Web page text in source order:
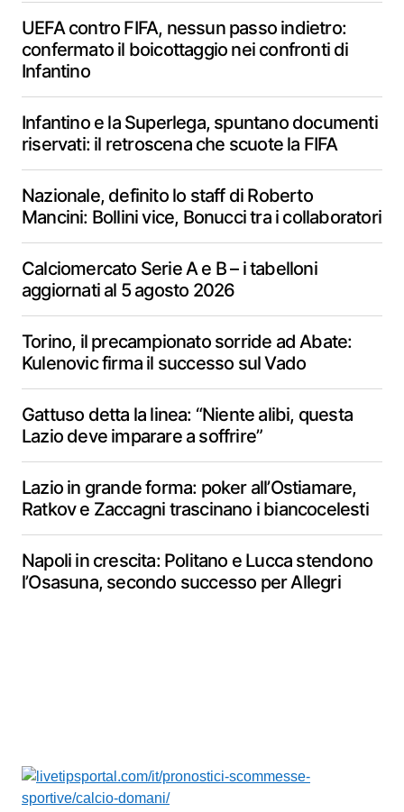
UEFA contro FIFA, nessun passo indietro:
confermato il boicottaggio nei confronti di
Infantino
Infantino e la Superlega, spuntano documenti
riservati: il retroscena che scuote la FIFA
Nazionale, definito lo staff di Roberto
Mancini: Bollini vice, Bonucci tra i collaboratori
Calciomercato Serie A e B – i tabelloni
aggiornati al 5 agosto 2026
Torino, il precampionato sorride ad Abate:
Kulenovic firma il successo sul Vado
Gattuso detta la linea: “Niente alibi, questa
Lazio deve imparare a soffrire”
Lazio in grande forma: poker all’Ostiamare,
Ratkov e Zaccagni trascinano i biancocelesti
Napoli in crescita: Politano e Lucca stendono
l’Osasuna, secondo successo per Allegri